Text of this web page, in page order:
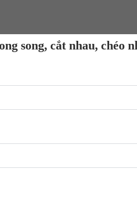
song, cắt nhau, chéo